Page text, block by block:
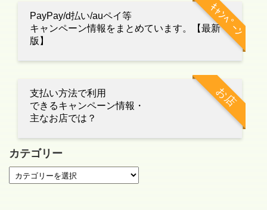
ｷｬﾝﾍﾟｰﾝ
PayPay/d払い/auペイ等
キャンペーン情報をまとめています。【最新
版】
お店
支払い方法で利用
できるキャンペーン情報・
主なお店では？
カテゴリー